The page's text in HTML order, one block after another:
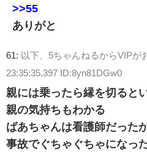
>>55
ありがと
61: 以下、5ちゃんねるからVIPが
23:35:35.397 ID:8yn81DGw0
親には乗ったら縁を切ると
親の気持ちもわかる
ばあちゃんは看護師だった
事故でぐちゃぐちゃになっ